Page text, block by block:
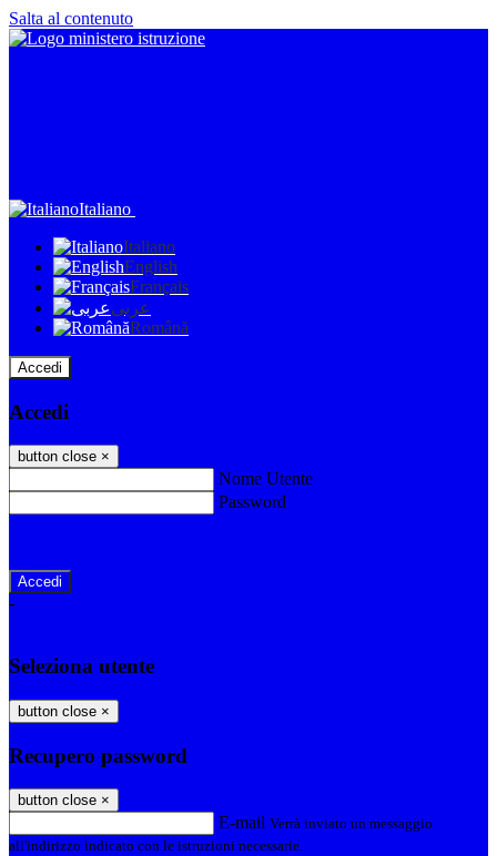
Salta al contenuto
Italiano
Italiano
English
Français
عربى
Română
Accedi
Accedi
button close ×
Nome Utente
Password
-
Seleziona utente
button close ×
Recupero password
button close ×
E-mail Verrà inviato un messaggio
all'indirizzo indicato con le istruzioni necessarie.